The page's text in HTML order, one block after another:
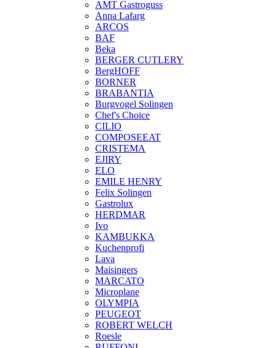
AMT Gastroguss
Anna Lafarg
ARCOS
BAF
Beka
BERGER CUTLERY
BergHOFF
BORNER
BRABANTIA
Burgvogel Solingen
Chef's Choice
CILIO
COMPOSEEAT
CRISTEMA
EJIRY
ELO
EMILE HENRY
Felix Solingen
Gastrolux
HERDMAR
Ivo
KAMBUKKA
Kuchenprofi
Lava
Maisingers
MARCATO
Microplane
OLYMPIA
PEUGEOT
ROBERT WELCH
Roesle